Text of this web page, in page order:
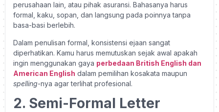
perusahaan lain, atau pihak asuransi. Bahasanya harus
formal, kaku, sopan, dan langsung pada poinnya tanpa
basa-basi berlebih.
Dalam penulisan formal, konsistensi ejaan sangat
diperhatikan. Kamu harus memutuskan sejak awal apakah
ingin menggunakan gaya perbedaan British English dan
American English dalam pemilihan kosakata maupun
spelling-nya agar terlihat profesional.
2. Semi-Formal Letter